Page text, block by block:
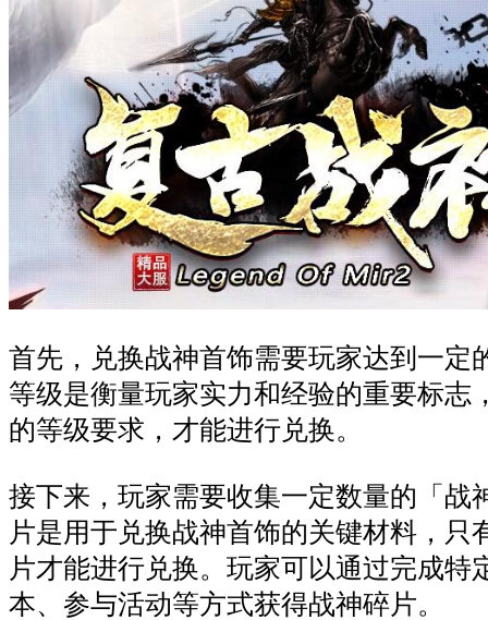
首先，兑换战神首饰需要玩家达到一定
等级是衡量玩家实力和经验的重要标志
的等级要求，才能进行兑换。
接下来，玩家需要收集一定数量的「战
片是用于兑换战神首饰的关键材料，只
片才能进行兑换。玩家可以通过完成特
本、参与活动等方式获得战神碎片。